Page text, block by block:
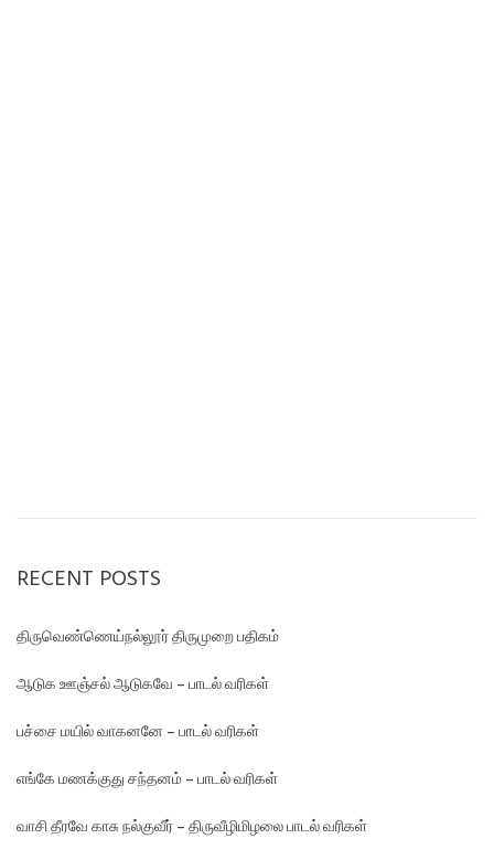
RECENT POSTS
திருவெண்ணெய்நல்லூர் திருமுறை பதிகம்
ஆடுக ஊஞ்சல் ஆடுகவே – பாடல் வரிகள்
பச்சை மயில் வாகனனே – பாடல் வரிகள்
எங்கே மண‌க்குது சந்தனம் – பாடல் வரிகள்
வாசி தீரவே காசு நல்குவீர் – திருவீழிமிழலை பாடல் வரிகள்